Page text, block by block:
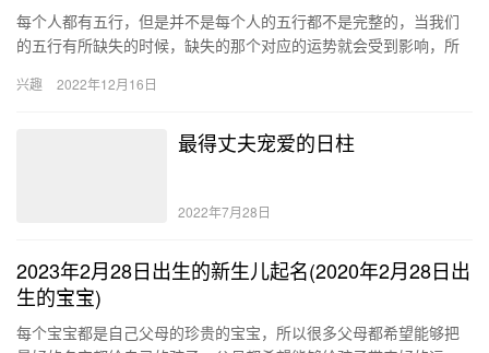
每个人都有五行，但是并不是每个人的五行都不是完整的，当我们
的五行有所缺失的时候，缺失的那个对应的运势就会受到影响，所
初…
兴趣 2022年12月16日
最得丈夫宠爱的日柱
2022年7月28日
2023年2月28日出生的新生儿起名(2020年2月28日出
生的宝宝)
每个宝宝都是自己父母的珍贵的宝宝，所以很多父母都希望能够把